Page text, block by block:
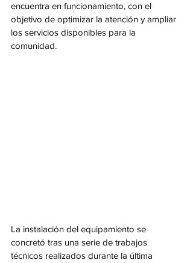
encuentra en funcionamiento, con el
objetivo de optimizar la atención y ampliar
los servicios disponibles para la
comunidad.
La instalación del equipamiento se
concretó tras una serie de trabajos
técnicos realizados durante la última